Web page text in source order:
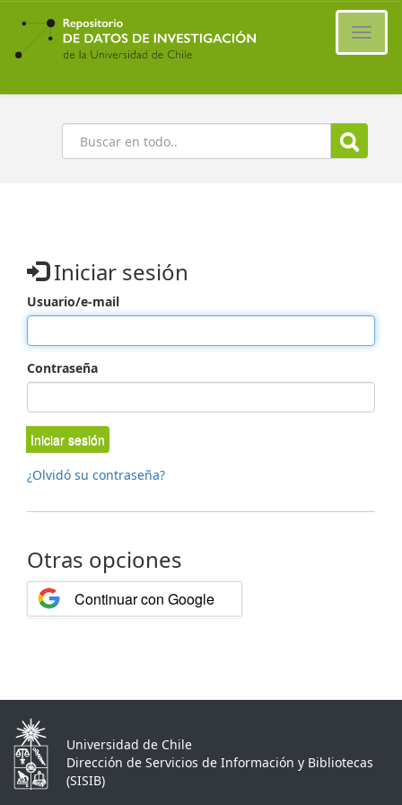
Ir
contenido
principal
Buscar
Iniciar sesión
Usuario/e-mail
Contraseña
Iniciar sesión
¿Olvidó su contraseña?
Otras opciones
Continuar con Google
Universidad de Chile
Dirección de Servicios de Información y Bibliotecas
(SISIB)